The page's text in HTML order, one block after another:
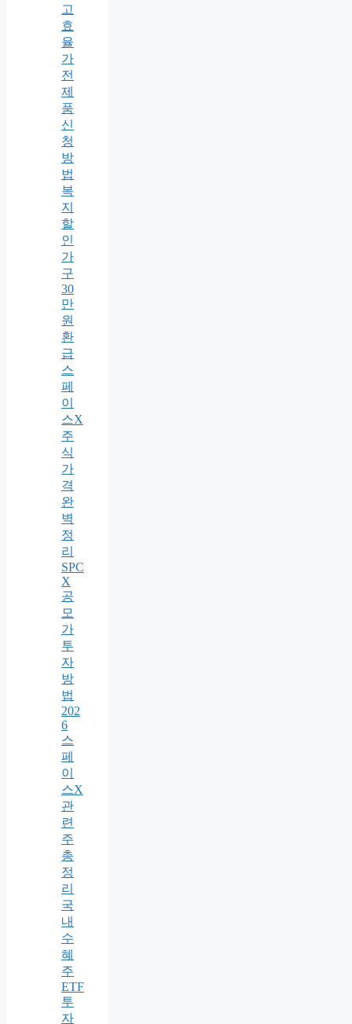
고
효
율
가
전
제
품
신
청
방
법
복
지
할
인
가
구
30
만
원
환
급
스
페
이
스X
주
식
가
격
완
벽
정
리
SPC
X
공
모
가
투
자
방
법
202
6
스
페
이
스X
관
련
주
총
정
리
국
내
수
혜
주
ETF
투
자